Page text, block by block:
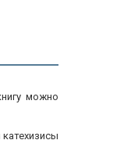
можно